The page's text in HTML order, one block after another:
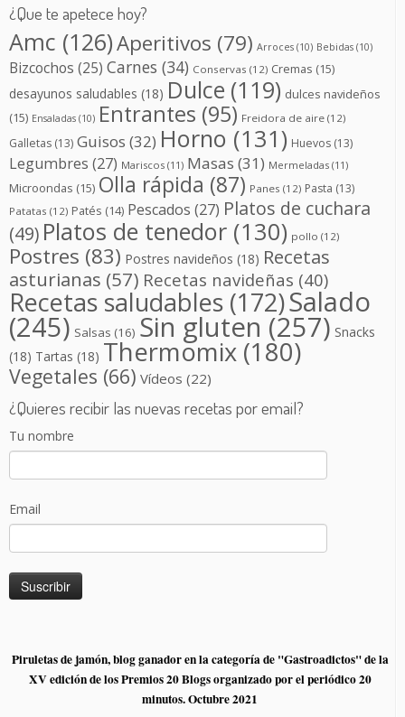
¿Que te apetece hoy?
Amc (126)Aperitivos (79) Arroces (10) Bebidas (10)
Bizcochos (25) Carnes (34) Conservas (12) Cremas (15)
desayunos saludables (18) Dulce (119) dulces navideños
(15) Ensaladas (10) Entrantes (95) Freidora de aire (12)
Galletas (13) Guisos (32) Horno (131) Huevos (13)
Legumbres (27) Mariscos (11) Masas (31) Mermeladas (11)
Microondas (15) Olla rápida (87) Panes (12) Pasta (13)
Patatas (12) Patés (14) Pescados (27) Platos de cuchara
(49) Platos de tenedor (130) pollo (12)
Postres (83) Postres navideños (18) Recetas
asturianas (57) Recetas navideñas (40)
Recetas saludables (172)Salado
(245) Salsas (16) Sin gluten (257) Snacks
(18) Tartas (18) Thermomix (180)
Vegetales (66) Vídeos (22)
¿Quieres recibir las nuevas recetas por email?
Tu nombre
Email
Piruletas de jamón, blog ganador en la categoría de "Gastroadictos" de la
XV edición de los Premios 20 Blogs organizado por el periódico 20
minutos. Octubre 2021